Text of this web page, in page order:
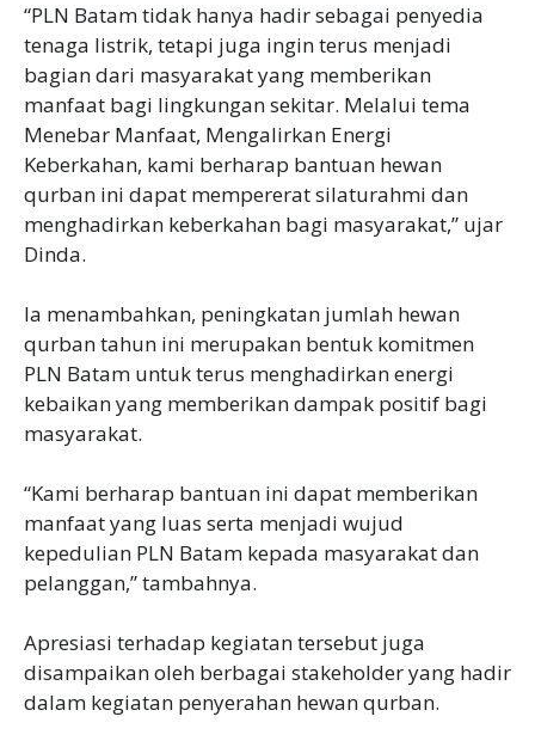
“PLN Batam tidak hanya hadir sebagai penyedia
tenaga listrik, tetapi juga ingin terus menjadi
bagian dari masyarakat yang memberikan
manfaat bagi lingkungan sekitar. Melalui tema
Menebar Manfaat, Mengalirkan Energi
Keberkahan, kami berharap bantuan hewan
qurban ini dapat mempererat silaturahmi dan
menghadirkan keberkahan bagi masyarakat,” ujar
Dinda.
Ia menambahkan, peningkatan jumlah hewan
qurban tahun ini merupakan bentuk komitmen
PLN Batam untuk terus menghadirkan energi
kebaikan yang memberikan dampak positif bagi
masyarakat.
“Kami berharap bantuan ini dapat memberikan
manfaat yang luas serta menjadi wujud
kepedulian PLN Batam kepada masyarakat dan
pelanggan,” tambahnya.
Apresiasi terhadap kegiatan tersebut juga
disampaikan oleh berbagai stakeholder yang hadir
dalam kegiatan penyerahan hewan qurban.